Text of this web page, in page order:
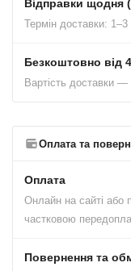
Відправки щодня
Термін доставки: 1–3
Безкоштовно від
Вартість доставки
Оплата та
Оплата
Онлайн на сайті або
частковою
Повернення та